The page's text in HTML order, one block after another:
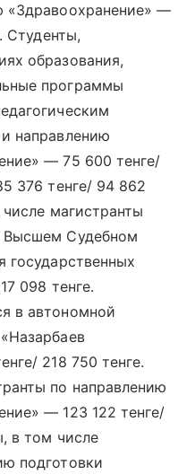
«Здравоохранение» —
Студенты,
образования,
программы
направлению
— 75 600 тенге/
376 тенге/ 94 862
магистранты
Высшем Судебном
государственных
098 тенге.
в автономной
218 750 тенге.
по направлению
— 123 122 тенге/
в том числе
подготовки